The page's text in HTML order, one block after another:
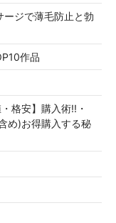
ージで薄毛防止と勃
作品
格安】購入術!!・
め)お得購入する秘